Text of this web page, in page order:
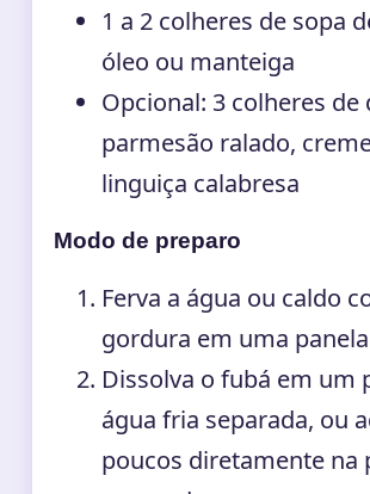
1 a 2 colheres de sopa
óleo ou manteiga
Opcional: 3 colheres de
parmesão ralado,
linguiça calabresa
Modo de preparo
Ferva a água ou caldo
gordura em uma
Dissolva o fubá em um
água fria separada, ou
poucos diretamente na